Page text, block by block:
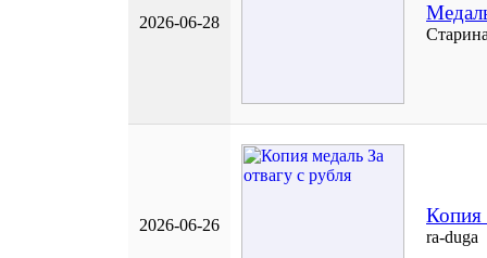
2026-06-28
2026-06-26 Копия
ra-duga